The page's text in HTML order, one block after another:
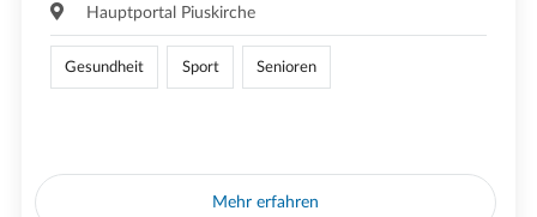
Hauptportal Piuskirche
Gesundheit Sport Senioren
Mehr erfahren